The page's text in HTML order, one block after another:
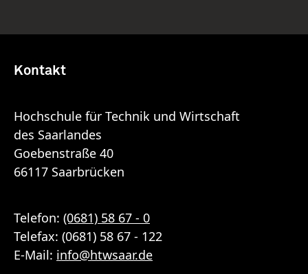
Kontakt
Hochschule für Technik und Wirtschaft
des Saarlandes
Goebenstraße 40
66117 Saarbrücken
Telefon: (0681) 58 67 - 0
Telefax: (0681) 58 67 - 122
E-Mail: info@htwsaar.de